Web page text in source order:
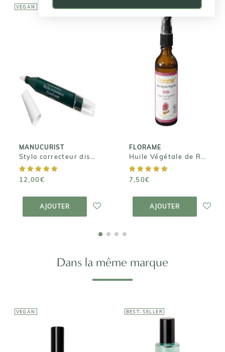
VEGAN
MANUCURIST
12,00€
AJOUTER
correcteur
dissolvant - 4
mines
PANIER
FLORAME
7,50€
AJOUTER
FLORAME
Huile Végétale
de Ricin
7,50€
PANIER
Dans la même marque
VEGAN BEST-SELLER